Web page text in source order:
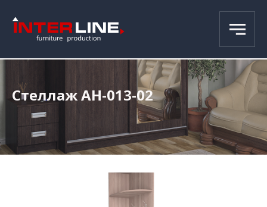
Стеллаж АН-013-02